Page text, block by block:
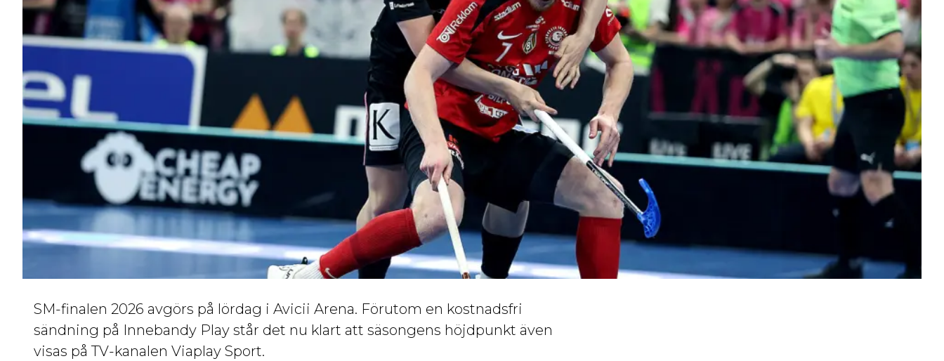
SM-finalen 2026 avgörs på lördag i Avicii Arena. Förutom en kostnadsfri
sändning på Innebandy Play står det nu klart att säsongens höjdpunkt även
visas på TV-kanalen Viaplay Sport.